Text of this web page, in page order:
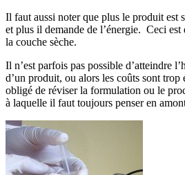
Il faut aussi noter que plus le produit est
et plus il demande de l’énergie. Ceci est
la couche sèche.
Il n’est parfois pas possible d’atteindre
d’un produit, ou alors les coûts sont trop
obligé de réviser la formulation ou le
à laquelle il faut toujours penser en